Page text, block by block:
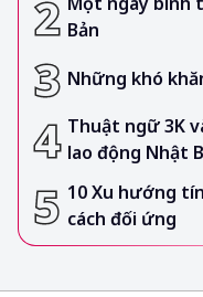
Bản
Những khó
Thuật ngữ 3K
lao động Nhật
10 Xu hướng
cách đối ứng